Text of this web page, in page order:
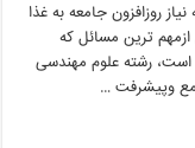
روزافزون جامعه به غذا
ترین مسائل که
است، رشته علوم مهندسی
وپیشرفت …